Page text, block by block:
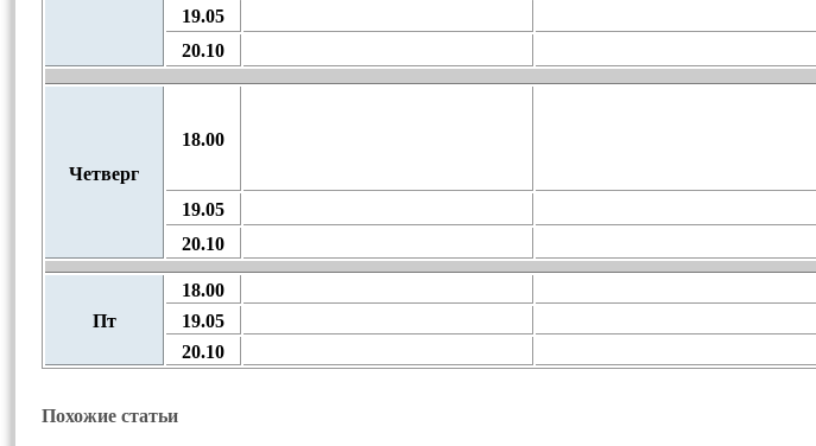
19.05
20.10
Четверг
18.00
19.05
20.10
Пт
18.00
19.05
20.10
Похожие статьи